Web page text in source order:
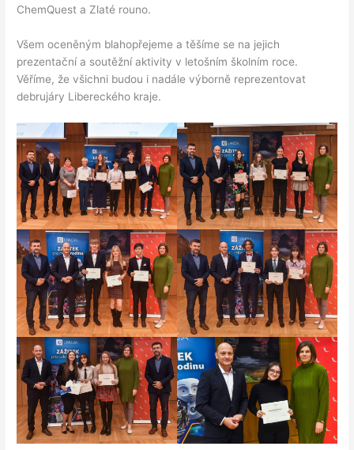
ChemQuest a Zlaté rouno.
Všem oceněným blahopřejeme a těšíme se na jejich
prezentační a soutěžní aktivity v letošním školním roce.
Věříme, že všichni budou i nadále výborně reprezentovat
debrujáry Libereckého kraje.